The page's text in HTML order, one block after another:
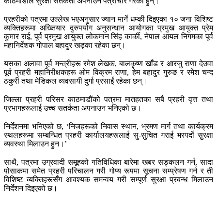
प्रहरीको पत्रमा उल्लेख भएअनुसार ज्यान मार्ने धम्की दिइएका १० जना विशिष्ट
व्यक्तिहरूमा अख्तियार दुरुपयोग अनुसन्धान आयोगका प्रमुख आयुक्त प्रेम
कुमार राई, पूर्व प्रमुख आयुक्त लोकमान सिंह कार्की, नेपाल आयल निगमका पूर्व
महानिर्देशक गोपाल बहादुर खड्का रहेका छन्।
यसका अलावा पूर्व मन्त्रीहरू रमेश लेखक, बालकृष्ण खाँड र आरजु राणा देउवा
पूर्व प्रहरी महानिरीक्षकहरू ओम विक्रम राणा, हेम बहादुर गुरुङ र रमेश चन्द
ठकुरी तथा मेडिकल व्यवसायी दुर्गा प्रसाईं रहेका छन्।
जिल्ला प्रहरी परिसर काठमाडौंको पत्रमा मातहतका सबै प्रहरी वृत्त तथा
प्रभागहरूलाई उच्च सतर्कता अपनाउन भनिएको छ।
निर्देशनमा भनिएको छ, ‘निजहरूको निवास स्थान, भ्रमण मार्ग तथा कार्यक्रम
स्थलहरूमा सम्बन्धित प्रहरी कार्यालयहरूलाई सु-सुचित गराई भरपर्दो सुरक्षा
व्यवस्था मिलाउन हुन।’
साथै, पत्रमा उग्रवादी समूहको गतिविधिका बारेमा खबर सङ्कलन गर्न, सादा
पोसाकमा समेत प्रहरी परिचालन गरी गोप्य रूपमा सूचना सम्प्रेषण गर्न र ती
विशिष्ट व्यक्तिहरूसँग आवश्यक समन्वय गरी सम्पूर्ण सुरक्षा प्रबन्ध मिलाउन
निर्देशन दिइएको छ।